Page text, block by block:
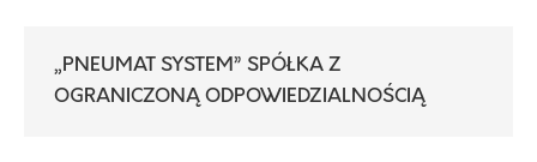
„PNEUMAT SYSTEM” SPÓŁKA Z
OGRANICZONĄ ODPOWIEDZIALNOŚCIĄ